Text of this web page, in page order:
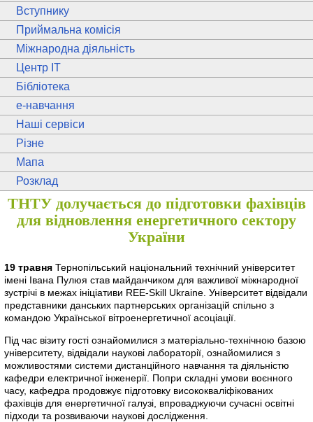
Вступнику
Приймальна комісія
Міжнародна діяльність
Центр ІТ
Бібліотека
e-навчання
Наші сервіси
Різне
Мапа
Розклад
ТНТУ долучається до підготовки фахівців
для відновлення енергетичного сектору
України
19 травня Тернопільський національний технічний університет
імені Івана Пулюя став майданчиком для важливої міжнародної
зустрічі в межах ініціативи REE-Skill Ukraine. Університет відвідали
представники данських партнерських організацій спільно з
командою Української вітроенергетичної асоціації.
Під час візиту гості ознайомилися з матеріально-технічною базою
університету, відвідали наукові лабораторії, ознайомилися з
можливостями системи дистанційного навчання та діяльністю
кафедри електричної інженерії. Попри складні умови воєнного
часу, кафедра продовжує підготовку висококваліфікованих
фахівців для енергетичної галузі, впроваджуючи сучасні освітні
підходи та розвиваючи наукові дослідження.